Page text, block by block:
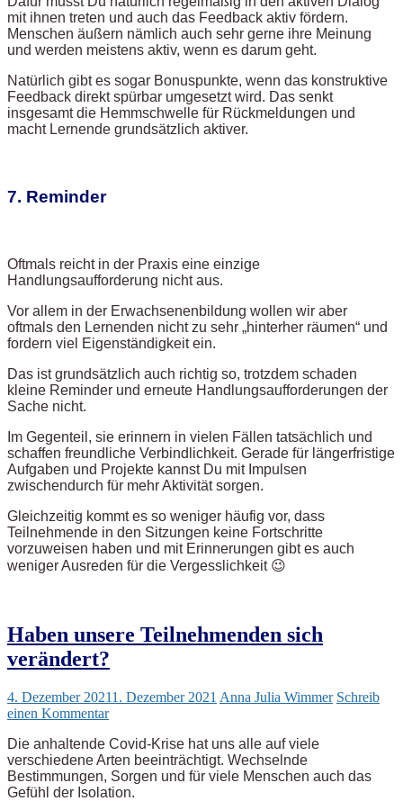
mit ihnen treten und auch das Feedback aktiv fördern.
Menschen äußern nämlich auch sehr gerne ihre Meinung
und werden meistens aktiv, wenn es darum geht.
Natürlich gibt es sogar Bonuspunkte, wenn das konstruktive
Feedback direkt spürbar umgesetzt wird. Das senkt
insgesamt die Hemmschwelle für Rückmeldungen und
macht Lernende grundsätzlich aktiver.
7. Reminder
Oftmals reicht in der Praxis eine einzige
Handlungsaufforderung nicht aus.
Vor allem in der Erwachsenenbildung wollen wir aber
oftmals den Lernenden nicht zu sehr „hinterher räumen“ und
fordern viel Eigenständigkeit ein.
Das ist grundsätzlich auch richtig so, trotzdem schaden
kleine Reminder und erneute Handlungsaufforderungen der
Sache nicht.
Im Gegenteil, sie erinnern in vielen Fällen tatsächlich und
schaffen freundliche Verbindlichkeit. Gerade für längerfristige
Aufgaben und Projekte kannst Du mit Impulsen
zwischendurch für mehr Aktivität sorgen.
Gleichzeitig kommt es so weniger häufig vor, dass
Teilnehmende in den Sitzungen keine Fortschritte
vorzuweisen haben und mit Erinnerungen gibt es auch
weniger Ausreden für die Vergesslichkeit 😉
Haben unsere Teilnehmenden sich
verändert?
4. Dezember 20211. Dezember 2021 Anna Julia Wimmer Schreib
einen Kommentar
Die anhaltende Covid-Krise hat uns alle auf viele
verschiedene Arten beeinträchtigt. Wechselnde
Bestimmungen, Sorgen und für viele Menschen auch das
Gefühl der Isolation.